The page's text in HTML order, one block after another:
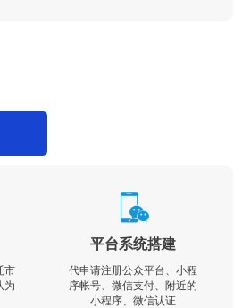
市
为
平台系统搭建
代申请注册公众平台、小程
序帐号、微信支付、附近的
小程序、微信认证